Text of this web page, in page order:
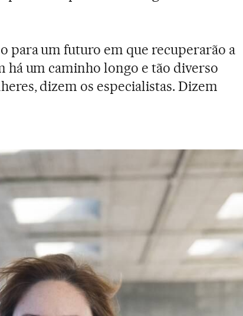
para um futuro em que recuperarão a
há um caminho longo e tão diverso
dizem os especialistas. Dizem